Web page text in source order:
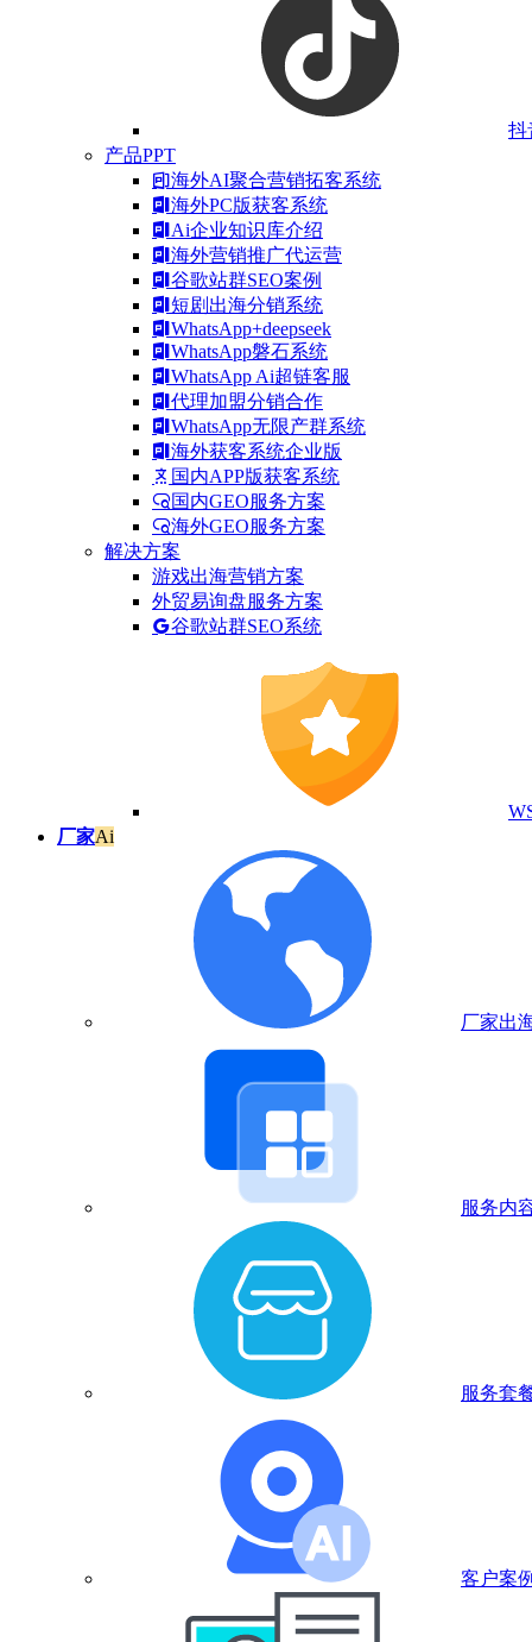
抖
产品PPT
海外AI聚合营销拓客系统
海外PC版获客系统
Ai企业知识库介绍
海外营销推广代运营
谷歌站群SEO案例
短剧出海分销系统
WhatsApp+deepseek
WhatsApp磐石系统
WhatsApp Ai超链客服
代理加盟分销合作
WhatsApp无限产群系统
海外获客系统企业版
国内APP版获客系统
国内GEO服务方案
海外GEO服务方案
解决方案
游戏出海营销方案
外贸易询盘服务方案
谷歌站群SEO系统
厂家Ai
厂家出
服务内
服务套
客户案例